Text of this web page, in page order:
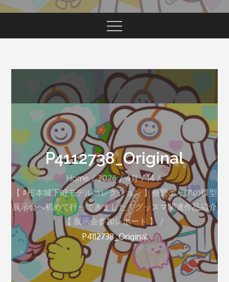
P4112738_Original
Home 2026 4月
14
【 #松本城下町モデルコレクション 】長野エリアの模型
展示会へ初めて行ってきました！グッスマ関連作品紹介
【 展示会参加レポート 】
P4112738_Original